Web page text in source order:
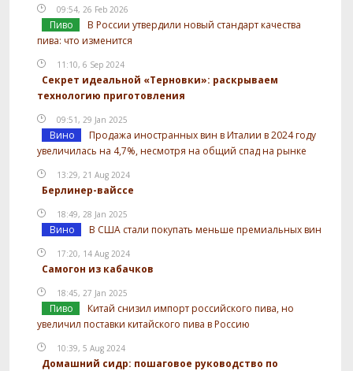
09:54, 26 Feb 2026
Пиво
В России утвердили новый стандарт качества
пива: что изменится
11:10, 6 Sep 2024
Секрет идеальной «Терновки»: раскрываем
технологию приготовления
09:51, 29 Jan 2025
Вино
Продажа иностранных вин в Италии в 2024 году
увеличилась на 4,7%, несмотря на общий спад на рынке
13:29, 21 Aug 2024
Берлинер-вайссе
18:49, 28 Jan 2025
Вино В США стали покупать меньше премиальных вин
17:20, 14 Aug 2024
Самогон из кабачков
18:45, 27 Jan 2025
Пиво
Китай снизил импорт российского пива, но
увеличил поставки китайского пива в Россию
10:39, 5 Aug 2024
Домашний сидр: пошаговое руководство по